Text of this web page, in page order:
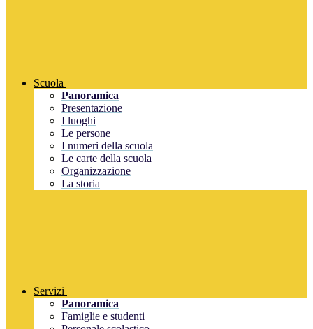
Scuola
Panoramica
Presentazione
I luoghi
Le persone
I numeri della scuola
Le carte della scuola
Organizzazione
La storia
Servizi
Panoramica
Famiglie e studenti